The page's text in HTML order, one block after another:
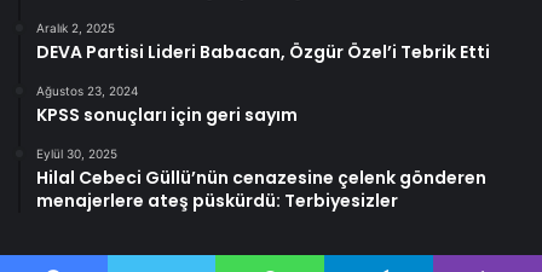
Aralık 2, 2025
DEVA Partisi Lideri Babacan, Özgür Özel’i Tebrik Etti
Ağustos 23, 2024
KPSS sonuçları için geri sayım
Eylül 30, 2025
Hilal Cebeci Güllü’nün cenazesine çelenk gönderen
menajerlere ateş püskürdü: Terbiyesizler